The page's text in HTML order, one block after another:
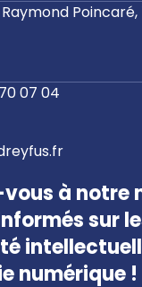
Poincaré,
07 04
à notre
sur
numérique !